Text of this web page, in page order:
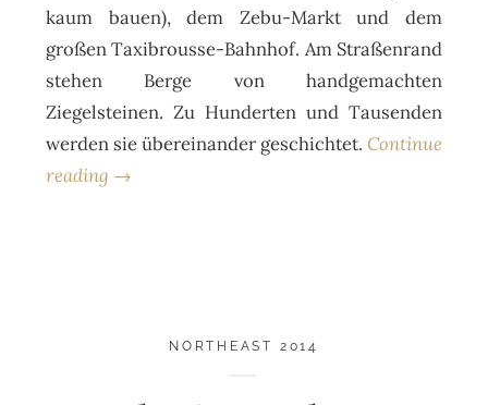
kaum bauen), dem Zebu-Markt und dem
großen Taxibrousse-Bahnhof. Am Straßenrand
stehen Berge von handgemachten
Ziegelsteinen. Zu Hunderten und Tausenden
werden sie übereinander geschichtet. Continue
reading →
NORTHEAST 2014